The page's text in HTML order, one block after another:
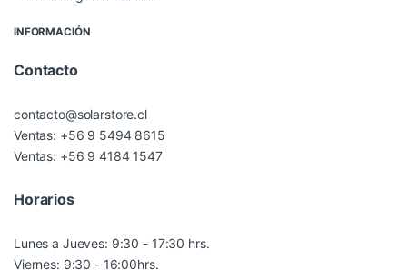
INFORMACIÓN
Contacto
contacto@solarstore.cl
Ventas: +56 9 5494 8615
Ventas: +56 9 4184 1547
Horarios
Lunes a Jueves: 9:30 - 17:30 hrs.
Viernes: 9:30 - 16:00hrs.